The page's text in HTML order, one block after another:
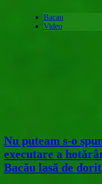
Bacau
Video
Nu puteam s-o
executare a
Bacău lasă de dorit